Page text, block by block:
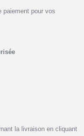
paiement pour vos
la livraison en cliquant